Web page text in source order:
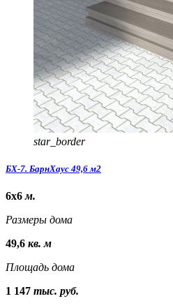
star_border
БХ-7. БарнХаус 49,6 м2
6х6 м.
Размеры дома
49,6 кв. м
Площадь дома
1 147 тыс. руб.